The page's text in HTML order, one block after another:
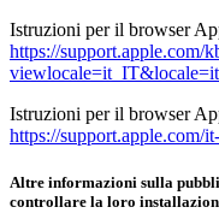
Istruzioni per il browser
https://support.apple.com/
Istruzioni per il browser
https://support.apple.com/
Altre informazioni sulla
controllare la loro